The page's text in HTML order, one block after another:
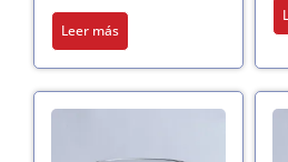
Leer más